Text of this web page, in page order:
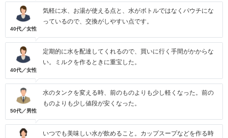
40代／女性
気軽に水、お湯が使える点と、水がボトルではなくパウチにな
っているので、交換がしやすい点です。
40代／女性
定期的に水を配達してくれるので、買いに行く手間がかからな
い。ミルクを作るときに重宝した。
50代／男性
水のタンクを変える時、前のものよりも少し軽くなった。前の
ものよりも少し値段が安くなった。
いつでも美味しい水が飲めること。カップスープなどを作る時